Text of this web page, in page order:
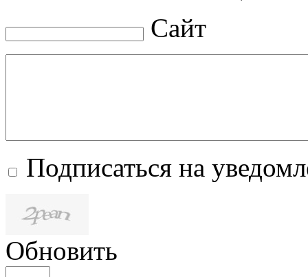
Сайт
Подписаться на
Обновить